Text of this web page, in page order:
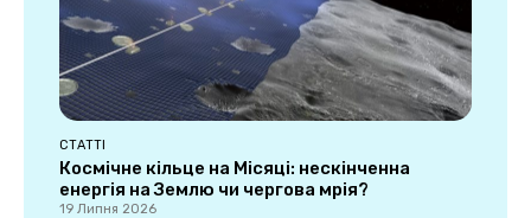
СТАТТІ
Космічне кільце на Місяці: нескінченна
енергія на Землю чи чергова мрія?
19 Липня 2026